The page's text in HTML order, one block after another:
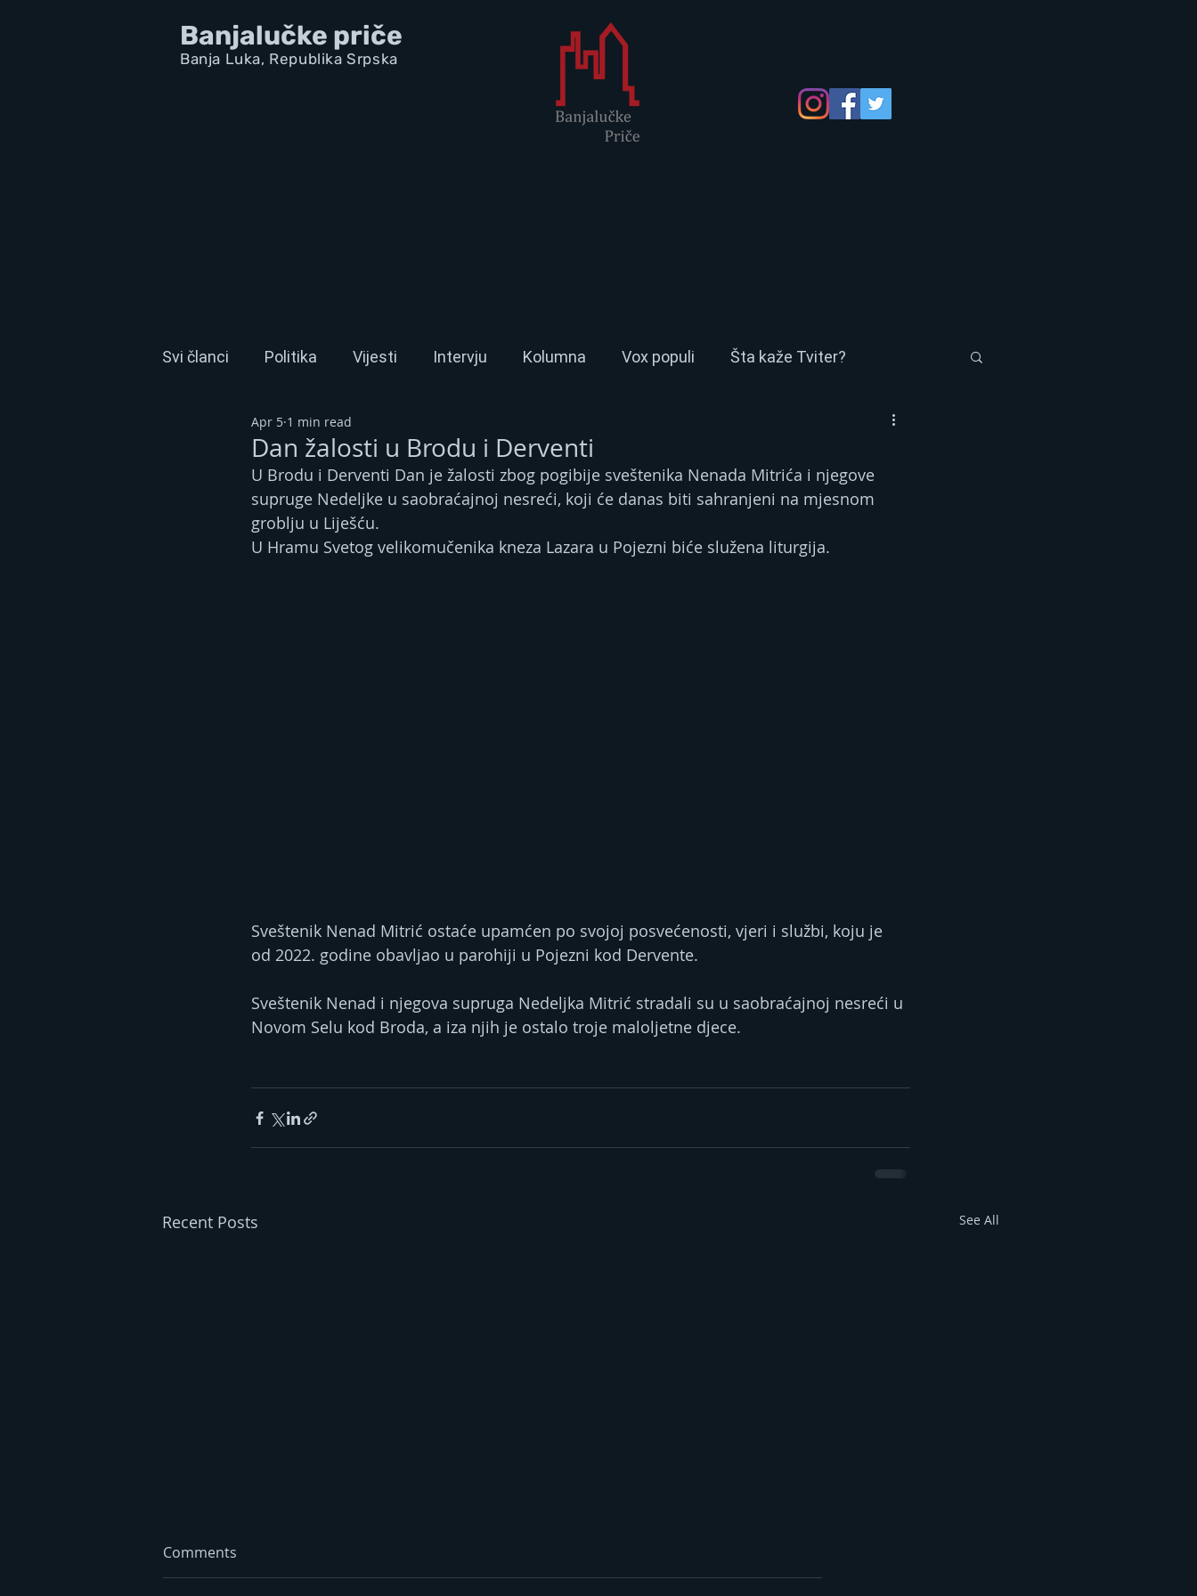
Banjalučke priče
Banja Luka, Republika Srpska
Svi članci Politika Vijesti Intervju Kolumna Vox populi Šta kaže Tviter?
Dan žalosti u Brodu i Derventi
Apr 5 1 min read
U Brodu i Derventi Dan je žalosti zbog pogibije sveštenika Nenada Mitrića i njegove
supruge Nedeljke u saobraćajnoj nesreći, koji će danas biti sahranjeni na mjesnom
groblju u Liješću.
U Hramu Svetog velikomučenika kneza Lazara u Pojezni biće služena liturgija.
Sveštenik Nenad Mitrić ostaće upamćen po svojoj posvećenosti, vjeri i službi, koju je
od 2022. godine obavljao u parohiji u Pojezni kod Dervente.
Sveštenik Nenad i njegova supruga Nedeljka Mitrić stradali su u saobraćajnoj nesreći u
Novom Selu kod Broda, a iza njih je ostalo troje maloljetne djece.
Recent Posts See All
Comments